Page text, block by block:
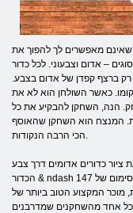
מאפשרים לך להפוך את
– אדום וצבעוני. לכל כדור
רק ברצף קפדן של אדום בצבע.
כאשר השולחן הוא לא את
הנה, השחקן להבקיע את כל
המנצח הוא השחקן שהאוסף
ציור כדורים אדומים דרך צבע
הכדור & ndash היקרים ביותר; שחור. באופן רשמי, נתון זה נחשב למקסימום של 147
מוכר המקצוע הטוב ביותר של
כל אחד מהשחקנים שמדרבנים